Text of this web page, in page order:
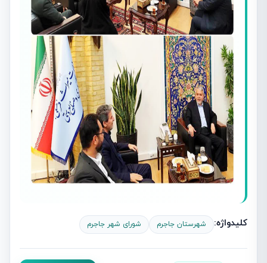
کلیدواژه: شهرستان جاجرم شورای شهر جاجرم